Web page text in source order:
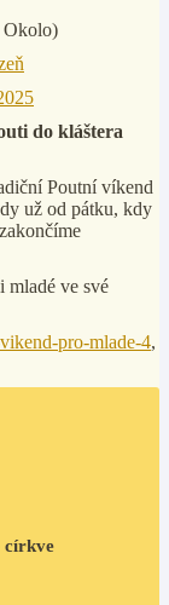
Okolo)
do kláštera
Poutní víkend
už od pátku, kdy
mladé ve své
pro-mlade-4,
církve